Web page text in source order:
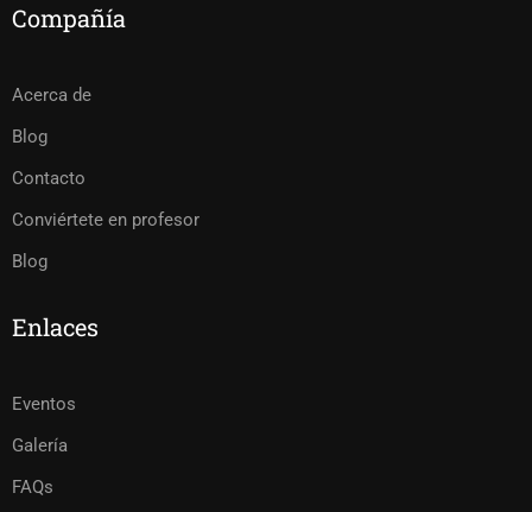
Compañía
Acerca de
Blog
Contacto
Conviértete en profesor
Blog
Enlaces
Eventos
Galería
FAQs